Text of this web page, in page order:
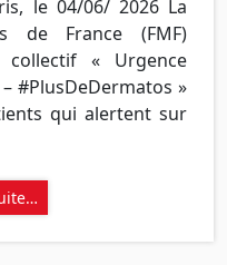
le 04/06/ 2026 La
de France (FMF)
« Urgence
#PlusDeDermatos »
qui alertent sur